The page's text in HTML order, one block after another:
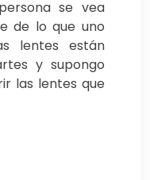
se vea
de lo que uno
lentes están
y supongo
las lentes que